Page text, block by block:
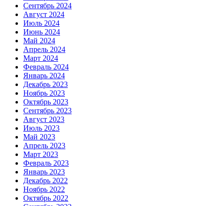
Сентябрь 2024
Август 2024
Июль 2024
Июнь 2024
Май 2024
Апрель 2024
Март 2024
Февраль 2024
Январь 2024
Декабрь 2023
Ноябрь 2023
Октябрь 2023
Сентябрь 2023
Август 2023
Июль 2023
Май 2023
Апрель 2023
Март 2023
Февраль 2023
Январь 2023
Декабрь 2022
Ноябрь 2022
Октябрь 2022